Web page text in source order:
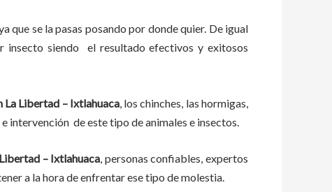
que se la pasas posando por donde quier. De igual
insecto siendo el resultado efectivos y exitosos
La Libertad – Ixtlahuaca, los chinches, las hormigas,
intervención de este tipo de animales e insectos.
– Ixtlahuaca, personas confiables, expertos
a la hora de enfrentar ese tipo de molestia.